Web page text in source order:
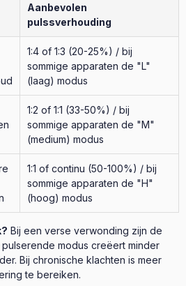
Aanbevolen
pulssverhouding
1:4 of 1:3 (20-25%) / bij
sommige apparaten de "L"
(laag) modus
1:2 of 1:1 (33-50%) / bij
sommige apparaten de "M"
(medium) modus
1:1 of continu (50-100%) / bij
sommige apparaten de "H"
(hoog) modus
Bij een verse verwonding zijn de
modus creëert minder
Bij chronische klachten is meer
te bereiken.